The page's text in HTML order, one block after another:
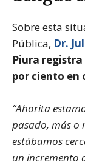
Sobre esta
Pública, Dr.
Piura registra
por ciento en
“Ahorita
pasado, más o
estábamos
un incremento